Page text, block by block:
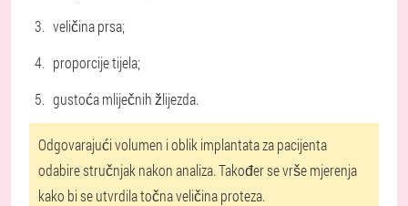
veličina prsa;
proporcije tijela;
gustoća mliječnih žlijezda.
Odgovarajući volumen i oblik implantata za pacijenta
odabire stručnjak nakon analiza. Također se vrše mjerenja
kako bi se utvrdila točna veličina proteza.